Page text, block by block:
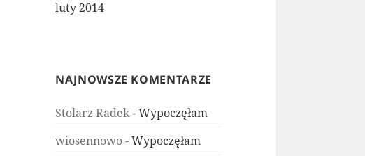
luty 2014
NAJNOWSZE KOMENTARZE
Stolarz Radek-Wypoczęłam
wiosennowo-Wypoczęłam